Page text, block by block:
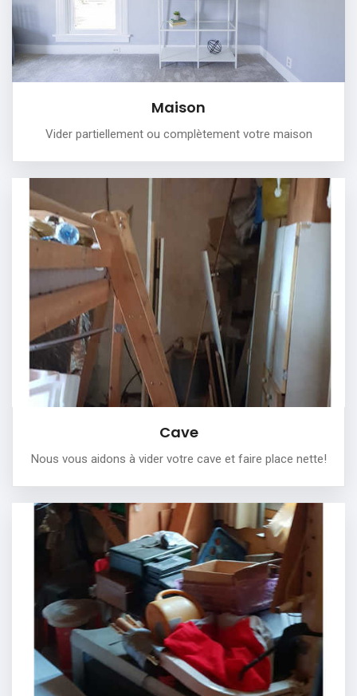
Maison
Vider partiellement ou complètement votre maison
Cave
Nous vous aidons à vider votre cave et faire place nette!
Cave
Nous vous aidons à vider votre cave et faire place nette!
PLUS DE DÉTAILS
Grenier
On vous débarrasse de tout ce qui encombre votre
grenier, en le rendant propre et net.
PLUS DE DÉTAILS